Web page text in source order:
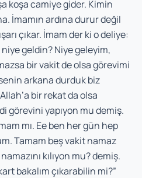
koşa camiye gider. Kimin
İmamın ardına durur değil
çıkar. İmam der ki o deliye:
geldin? Niye geleyim,
bir vakit de olsa görevimi
arkana durduk biz
Allah’a bir rekat da olsa
görevini yapıyon mu demiş.
mı. Ee ben her gün hep
Tamam beş vakit namaz
kılıyon mu? demiş.
bakalım çıkarabilin mi?”